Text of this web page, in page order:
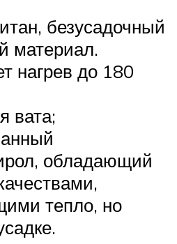
безусадочный
материал.
нагрев до 180
вата;
обладающий
тепло, но